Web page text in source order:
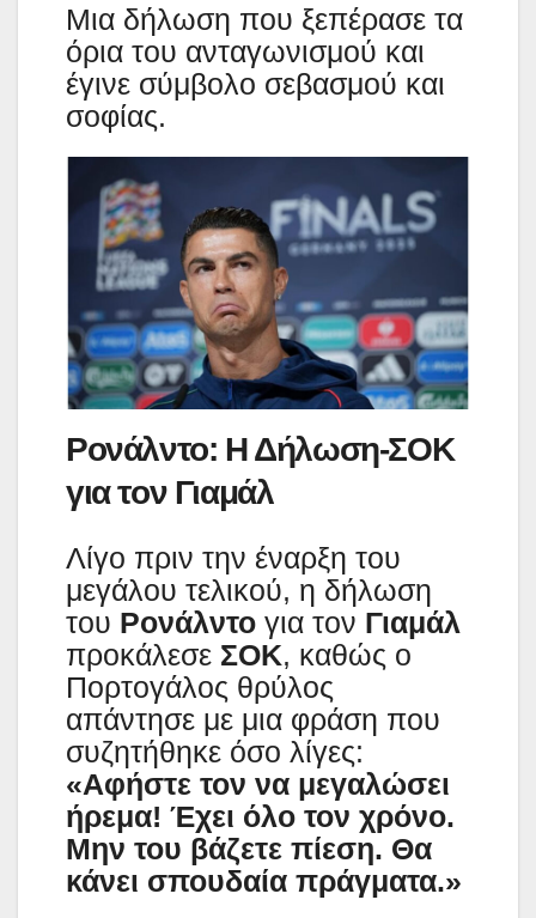
Μια δήλωση που ξεπέρασε τα
όρια του ανταγωνισμού και
έγινε σύμβολο σεβασμού και
σοφίας.
Ρονάλντο: Η Δήλωση-ΣΟΚ
για τον Γιαμάλ
Λίγο πριν την έναρξη του
μεγάλου τελικού, η δήλωση
του Ρονάλντο για τον Γιαμάλ
προκάλεσε ΣΟΚ, καθώς ο
Πορτογάλος θρύλος
απάντησε με μια φράση που
συζητήθηκε όσο λίγες:
«Αφήστε τον να μεγαλώσει
ήρεμα! Έχει όλο τον χρόνο.
Μην του βάζετε πίεση. Θα
κάνει σπουδαία πράγματα.»